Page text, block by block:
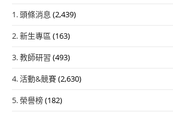
1. 頭條消息 (2,439)
2. 新生專區 (163)
3. 教師研習 (493)
4. 活動&競賽(2,630)
5. 榮譽榜(182)